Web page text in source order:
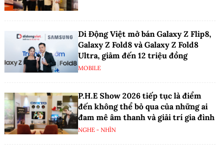
Di Động Việt mở bán Galaxy Z Flip8,
Galaxy Z Fold8 và Galaxy Z Fold8
Ultra, giảm đến 12 triệu đồng
MOBILE
P.H.E Show 2026 tiếp tục là điểm
đến không thể bỏ qua của những ai
đam mê âm thanh và giải trí gia đình
NGHE - NHÌN